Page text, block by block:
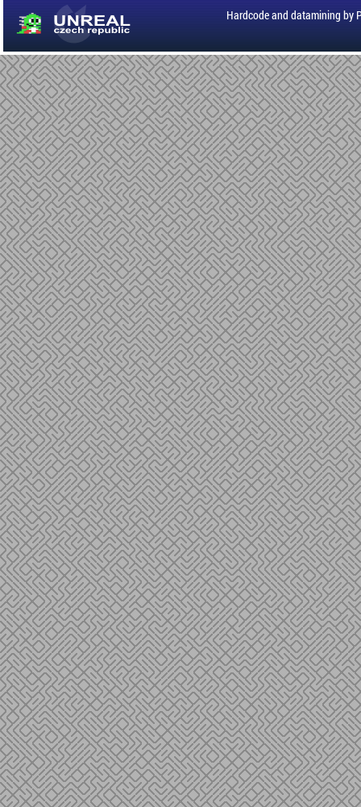
Hardcode and datamining by